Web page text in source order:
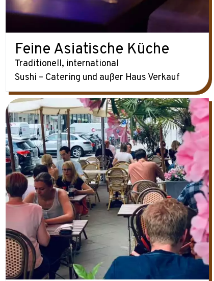
Feine Asiatische Küche
Traditionell, international
Sushi – Catering und außer Haus Verkauf